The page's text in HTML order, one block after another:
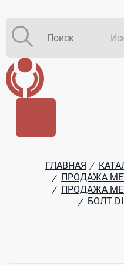
ГЛАВНАЯ /
/ ПРОДАЖА
/ ПРОДАЖА
/ БОЛТ